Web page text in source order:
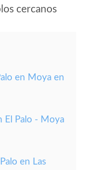
cercanos
en Moya en
El Palo - Moya
en Las